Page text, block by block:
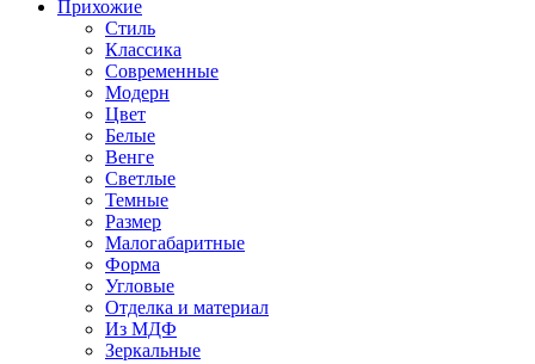
Прихожие
Стиль
Классика
Современные
Модерн
Цвет
Белые
Венге
Светлые
Темные
Размер
Малогабаритные
Форма
Угловые
Отделка и материал
Из МДФ
Зеркальные